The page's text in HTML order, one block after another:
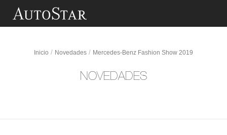
Saltar al contenido principal
Mercedes-Benz Fashion Show 2019
Inicio / Novedades / Mercedes-Benz Fashion Show 2019
NOVEDADES